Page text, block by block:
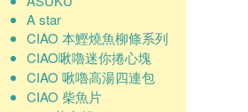
A star
CIAO 本鰹燒魚柳條系列
CIAO啾嚕迷你捲心塊
CIAO 啾嚕高湯四連包
CIAO 柴魚片